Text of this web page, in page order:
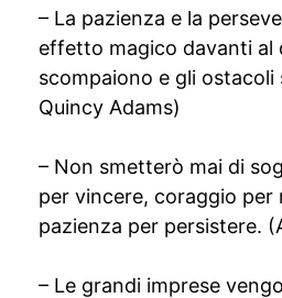
– La pazienza e la
effetto magico davanti al
scompaiono e gli
Quincy Adams)
– Non smetterò mai di
per vincere, coraggio per
pazienza per persistere.
– Le grandi imprese